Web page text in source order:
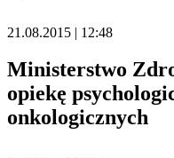
21.08.2015 | 12:48
Ministerstwo
opiekę
onkologicznych